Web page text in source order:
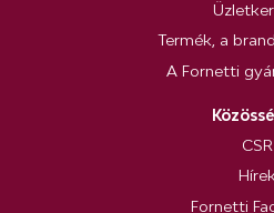
Termék, a
A Fornetti
CSR
Fornetti